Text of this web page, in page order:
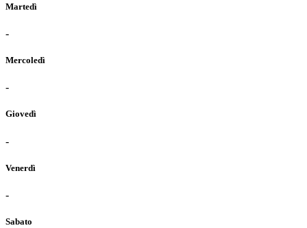
Martedì
-
Mercoledì
-
Giovedì
-
Venerdì
-
Sabato